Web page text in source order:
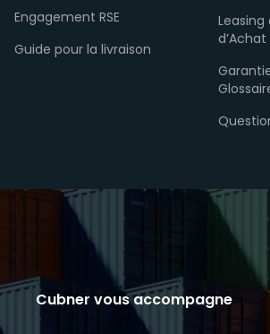
Cubner vous accompagne
Engagement RSE
Guide pour la livraison
d’Achat